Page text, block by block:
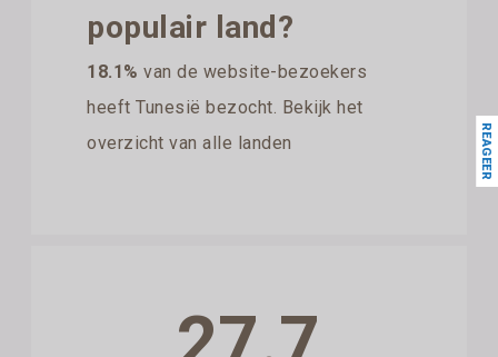
populair land?
18.1% van de website-bezoekers
heeft Tunesië bezocht. Bekijk het
overzicht van alle landen
REAGEER